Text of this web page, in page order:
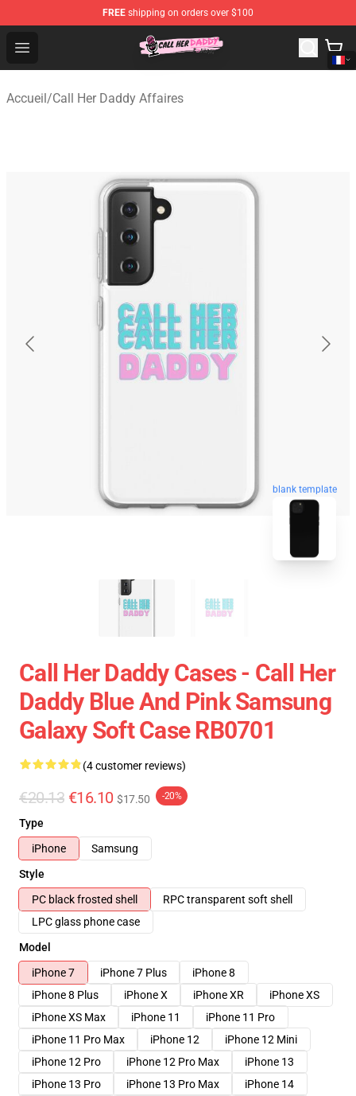
FREE shipping on orders over $100
Open menu
Call Her Daddy Store - Official Call Her Daddy
Accueil/Call Her Daddy Affaires
blank template
Call Her Daddy Cases - Call Her
Daddy Blue And Pink Samsung
Galaxy Soft Case RB0701
(4 customer reviews)
€20.13 €16.10 $17.50 -20%
Type
iPhone
Samsung
Style
PC black frosted shell
RPC transparent soft shell
LPC glass phone case
Model
iPhone 7
iPhone 7 Plus
iPhone 8
iPhone 8 Plus
iPhone X iPhone XR
iPhone XS
iPhone XS Max
iPhone 11
iPhone 11 Pro
iPhone 11 Pro Max
iPhone 12
iPhone 12 Mini
iPhone 12 Pro
iPhone 12 Pro Max
iPhone 13
iPhone 13 Pro
iPhone 13 Pro Max
iPhone 14